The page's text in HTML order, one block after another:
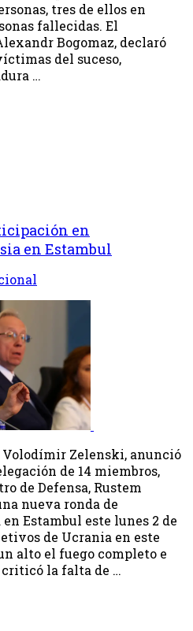
tres de ellos en
fallecidas. El
Bogomaz, declaró
del suceso,
…
en
en Estambul
Zelenski, anunció
de 14 miembros,
de Defensa, Rustem
nueva ronda de
Estambul este lunes 2 de
de Ucrania en este
alto el fuego completo e
la falta de …